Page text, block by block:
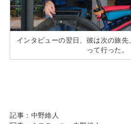
インタビューの翌日、彼は次の旅
って行った。
記事：中野維人